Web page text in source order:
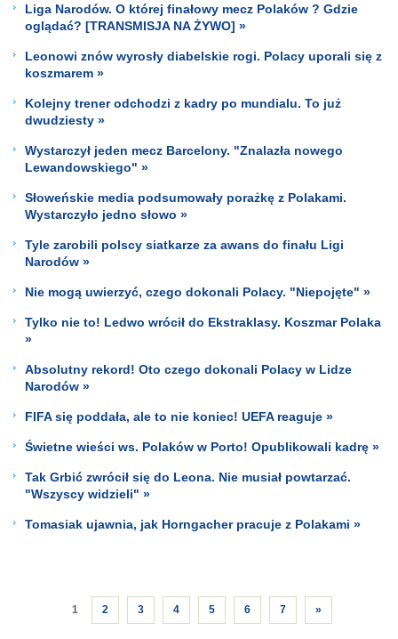
Liga Narodów. O której finałowy mecz Polaków ? Gdzie
oglądać? [TRANSMISJA NA ŻYWO] »
Leonowi znów wyrosły diabelskie rogi. Polacy uporali się z
koszmarem »
Kolejny trener odchodzi z kadry po mundialu. To już
dwudziesty »
Wystarczył jeden mecz Barcelony. "Znalazła nowego
Lewandowskiego" »
Słoweńskie media podsumowały porażkę z Polakami.
Wystarczyło jedno słowo »
Tyle zarobili polscy siatkarze za awans do finału Ligi
Narodów »
Nie mogą uwierzyć, czego dokonali Polacy. "Niepojęte" »
Tylko nie to! Ledwo wrócił do Ekstraklasy. Koszmar Polaka
»
Absolutny rekord! Oto czego dokonali Polacy w Lidze
Narodów »
FIFA się poddała, ale to nie koniec! UEFA reaguje »
Świetne wieści ws. Polaków w Porto! Opublikowali kadrę »
Tak Grbić zwrócił się do Leona. Nie musiał powtarzać.
"Wszyscy widzieli" »
Tomasiak ujawnia, jak Horngacher pracuje z Polakami »
1 2 3 4 5 6 7 »